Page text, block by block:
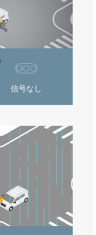
信号なし